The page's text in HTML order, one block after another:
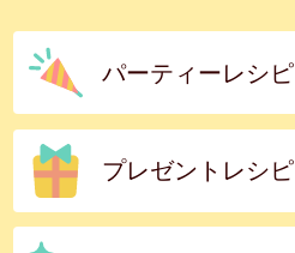
パーティーレシピ
プレゼントレシピ